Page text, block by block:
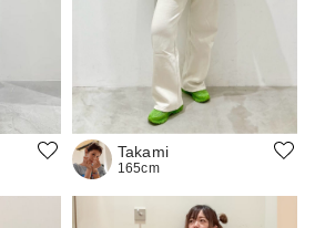
Takami
165cm